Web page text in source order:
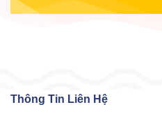
Thông Tin Liên Hệ